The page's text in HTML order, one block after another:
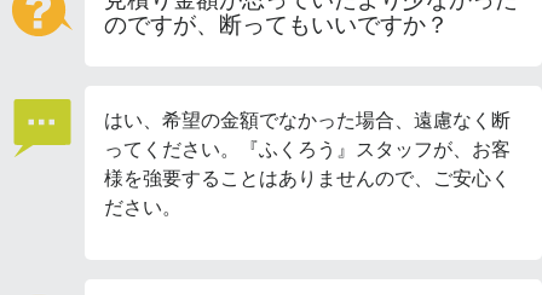
のですが、断ってもいいですか？
はい、希望の金額でなかった場合、遠慮なく断
ってください。『ふくろう』スタッフが、お客
様を強要することはありませんので、ご安心く
ださい。